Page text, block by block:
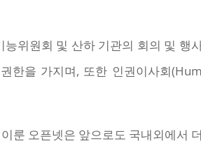
위원회 및 산하 기관의 회의 및 행
을 가지며, 또한 인권이사회
룬 오픈넷은 앞으로도 국내외에서